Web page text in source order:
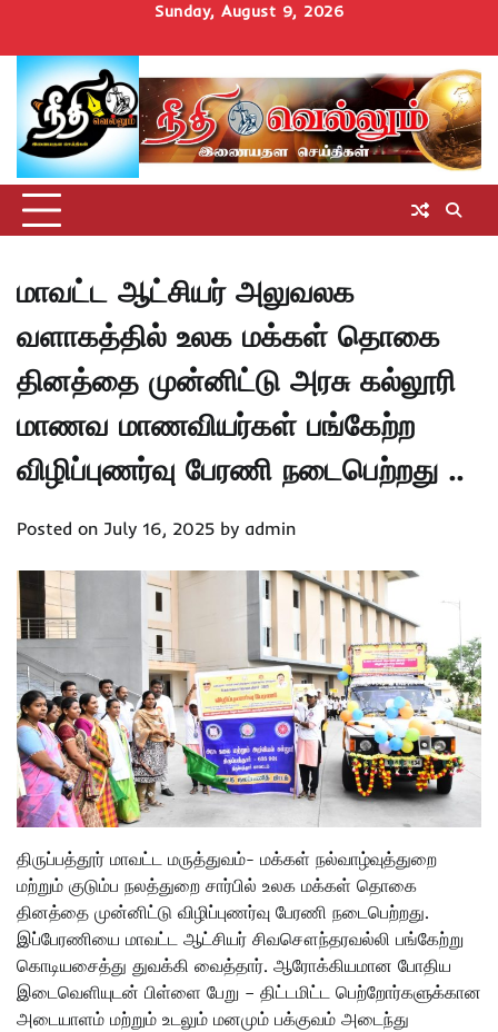
content
Sunday, August 9, 2026
Homeசெய்திகள்
தமிழ்நாடுமாவட்டச்செய்திகள்
அரசியல்ஆன்மிகம்
சட்டம்
அறிவோம்
சினிமாUncategorized
மாவட்ட ஆட்சியர் அலுவலக
வளாகத்தில் உலக மக்கள் தொகை
தினத்தை முன்னிட்டு அரசு கல்லூரி
மாணவ மாணவியர்கள் பங்கேற்ற
விழிப்புணர்வு பேரணி நடைபெற்றது ..
Posted on July 16, 2025 by admin
திருப்பத்தூர் மாவட்ட மருத்துவம்- மக்கள் நல்வாழ்வுத்துறை
மற்றும் குடும்ப நலத்துறை சார்பில் உலக மக்கள் தொகை
தினத்தை முன்னிட்டு விழிப்புணர்வு பேரணி நடைபெற்றது.
இப்பேரணியை மாவட்ட ஆட்சியர் சிவசௌந்தரவல்லி பங்கேற்று
கொடியசைத்து துவக்கி வைத்தார். ஆரோக்கியமான போதிய
இடைவெளியுடன் பிள்ளை பேறு – திட்டமிட்ட பெற்றோர்களுக்கான
அடையாளம் மற்றும் உடலும் மனமும் பக்குவம் அடைந்து